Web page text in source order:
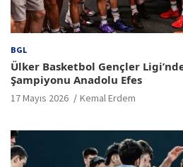
BGL
Ülker Basketbol Gençler
Şampiyonu Anadolu Efes
17 Mayıs 2026 Kemal Erdem